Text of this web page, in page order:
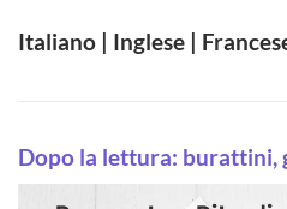
Italiano | Inglese |
Dopo la lettura: burattini,